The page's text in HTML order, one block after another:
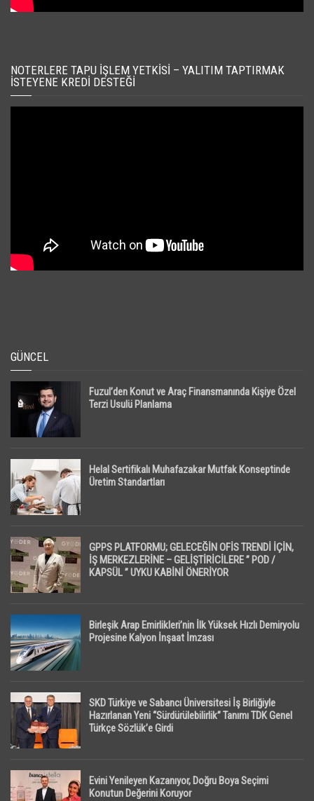
NOTERLERE TAPU İŞLEM YETKISI – YALITIM TAPTIRMAK
İSTEYENE KREDI DESTEĞI
GÜNCEL
Fuzul’den Konut ve Araç Finansmanında Kişiye Özel
Terzi Usulü Planlama
Helal Sertifikalı Muhafazakar Mutfak Konseptinde
Üretim Standartları
GPPS PLATFORMU; GELECEĞİN OFİS TRENDİ İÇİN,
İŞ MERKEZLERİNE – GELİŞTİRİCİLERE ” POD /
KAPSÜL ” UYKU KABİNİ ÖNERİYOR
Birleşik Arap Emirlikleri’nin İlk Yüksek Hızlı Demiryolu
Projesine Kalyon İnşaat İmzası
SKD Türkiye ve Sabancı Üniversitesi İş Birliğiyle
Hazırlanan Yeni “Sürdürülebilirlik” Tanımı TDK Genel
Türkçe Sözlük’e Girdi
Evini Yenileyen Kazanıyor, Doğru Boya Seçimi
Konutun Değerini Koruyor